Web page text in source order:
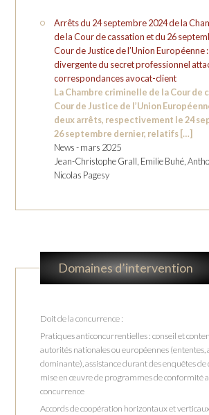
Arrêts du 24 septembre 2024 de la
de la Cour de cassation et du 26
Cour de Justice de l’Union Européenne
divergente du secret professionnel
correspondances avocat-client
La Chambre criminelle de la Cour de
Cour de Justice de l’Union
deux arrêts, respectivement le 24
26 septembre dernier, relatifs […]
News - mars 2025
Jean-Christophe Grall, Emilie Buhé,
Nicolas Pagesy
Domaines d’intervention
Doit de la concurrence :
Pratiques anticoncurrentielles : conseil et
autorités nationales ou européennes (ententes,
dominante), assistance durant des enquêtes de
mise en œuvre de programmes de conformité
concurrence
Accords de coopération horizontaux et